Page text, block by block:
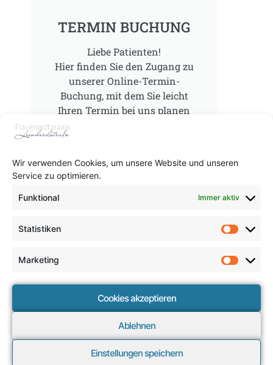
Wir verwenden Cookies, um unsere Website und unseren
Service zu optimieren.
Funktional Immer aktiv
Statistiken
Marketing
Cookies akzeptieren
Ablehnen
Einstellungen speichern
TERMIN BUCHUNG
Liebe Patienten!
Hier finden Sie den Zugang zu
unserer Online-Termin-
Buchung, mit dem Sie leicht
Ihren Termin bei uns planen
Termine werden nur noch
werden stufenweise neue
Termine freigeschaltet!
©COPYRIGHT 2020 BY HOMEPAGE-MANUFACTUR